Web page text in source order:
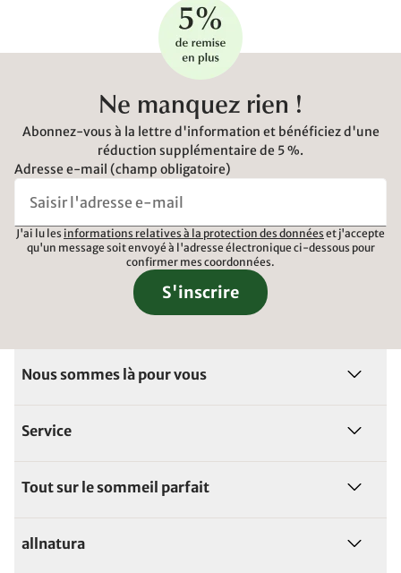
Ne manquez rien !
Abonnez-vous à la lettre d'information et bénéficiez d'une
réduction supplémentaire de 5 %.
Adresse e-mail (champ obligatoire)
J'ai lu les informations relatives à la protection des données et j'accepte
qu'un message soit envoyé à l'adresse électronique ci-dessous pour
confirmer mes coordonnées.
S'inscrire
Nous sommes là pour vous
Service
Tout sur le sommeil parfait
allnatura